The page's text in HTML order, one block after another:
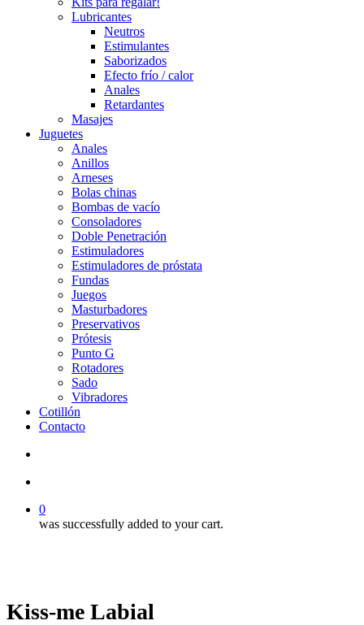
Lubricantes
Neutros
Estimulantes
Saborizados
Efecto frío / calor
Anales
Retardantes
Masajes
Juguetes
Anales
Anillos
Arneses
Bolas chinas
Bombas de vacío
Consoladores
Doble Penetración
Estimuladores
Estimuladores de próstata
Fundas
Juegos
Masturbadores
Preservativos
Prótesis
Punto G
Rotadores
Sado
Vibradores
Cotillón
Contacto
0
was successfully added to your cart.
Kiss-me Labial